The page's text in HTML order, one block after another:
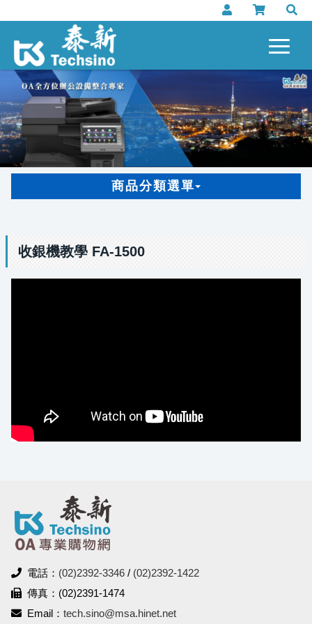
商品分類選單
收銀機教學 FA-1500
電話： (02)2392-3346 / (02)2392-1422
傳真：(02)2391-1474
Email： tech.sino@msa.hinet.net